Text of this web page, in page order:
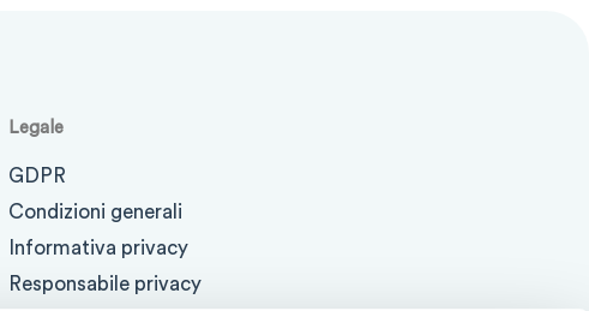
Legale
GDPR
Condizioni generali
Informativa privacy
Responsabile privacy